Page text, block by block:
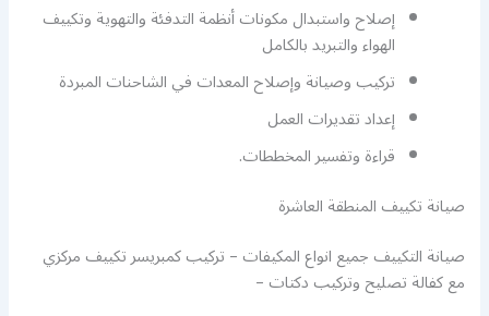
إصلاح واستبدال مكونات أنظمة التدفئة والتهوية وتكييف
الهواء والتبريد بالكامل
تركيب وصيانة وإصلاح المعدات في الشاحنات المبردة
إعداد تقديرات العمل
قراءة وتفسير المخططات.
صيانة تكييف المنطقة العاشرة
صيانة التكييف جميع انواع المكيفات – تركيب كمبريسر تكييف مركزي
مع كفالة تصليح وتركيب دكتات –